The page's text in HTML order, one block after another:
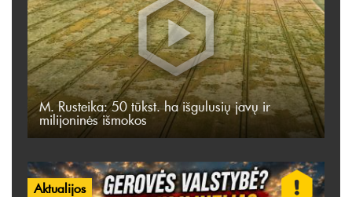
M. Rusteika: 50 tūkst. ha išgulusių javų ir
milijoninės išmokos
Aktualijos